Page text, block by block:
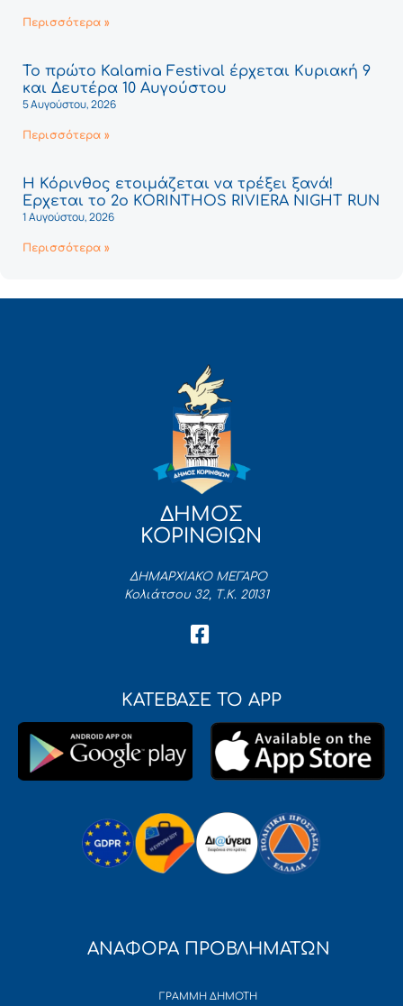
Περισσότερα »
Το πρώτο Kalamia Festival έρχεται Κυριακή 9
και Δευτέρα 10 Αυγούστου
5 Αυγούστου, 2026
Περισσότερα »
Η Κόρινθος ετοιμάζεται να τρέξει ξανά!
Έρχεται το 2ο KORINTHOS RIVIERA NIGHT RUN
1 Αυγούστου, 2026
Περισσότερα »
ΔΗΜΟΣ
ΚΟΡΙΝΘΙΩΝ
ΔΗΜΑΡΧΙΑΚΟ ΜΕΓΑΡΟ
Κολιάτσου 32, Τ.Κ. 20131
ΚΑΤΕΒΑΣΕ ΤΟ APP
ΑΝΑΦΟΡΑ ΠΡΟΒΛΗΜΑΤΩΝ
ΓΡΑΜΜΗ ΔΗΜΟΤΗ